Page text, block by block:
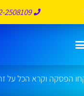
2508109
דין
הפסקה וקרא הכל על